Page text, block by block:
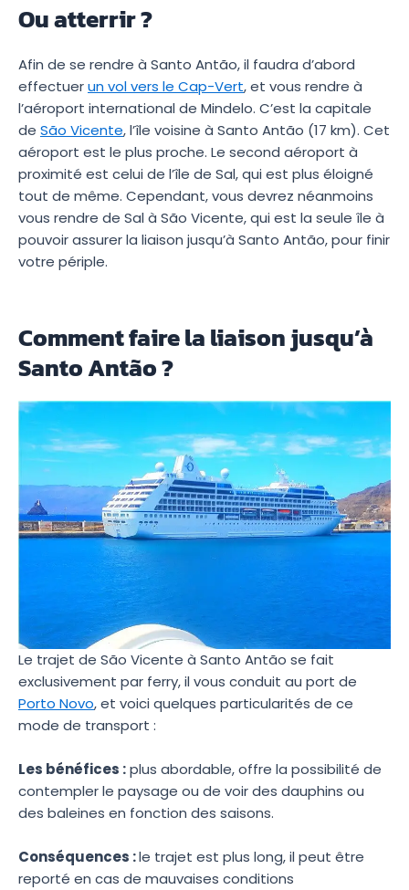
Ou atterrir ?
Afin de se rendre à Santo Antão, il faudra d’abord
effectuerun vol vers le Cap-Vert, et vous rendre à
l’aéroport international de Mindelo. C’est la capitale
de São Vicente, l’île voisine à Santo Antão (17 km). Cet
aéroport est le plus proche. Le second aéroport à
proximité est celui de l’île de Sal, qui est plus éloigné
tout de même. Cependant, vous devrez néanmoins
vous rendre de Sal à São Vicente, qui est la seule île à
pouvoir assurer la liaison jusqu’à Santo Antão, pour finir
votre périple.
Comment faire la liaison jusqu’à
Santo Antão ?
Le trajet de São Vicente à Santo Antão se fait
exclusivement par ferry, il vous conduit au port de
Porto Novo, et voici quelques particularités de ce
mode de transport :
Les bénéfices :plus abordable, offre la possibilité de
contempler le paysage ou de voir des dauphins ou
des baleines en fonction des saisons.
Conséquences :le trajet est plus long, il peut être
reporté en cas de mauvaises conditions